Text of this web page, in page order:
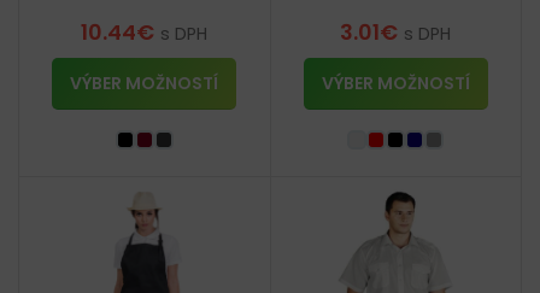
10.44€ s DPH
VÝBER MOŽNOSTÍ
3.01€ s DPH
VÝBER MOŽNOSTÍ